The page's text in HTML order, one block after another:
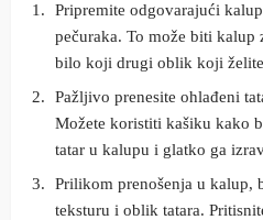
Pripremite odgovarajući
pečuraka. To može biti
bilo koji drugi oblik koji
Pažljivo prenesite ohlađeni
Možete koristiti kašiku kako
tatar u kalupu i glatko ga
Prilikom prenošenja u kalup,
teksturu i oblik tatara.